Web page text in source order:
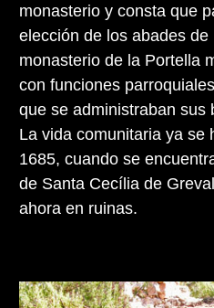
monasterio y consta que
elección de los abades
monasterio de la Portella
con funciones
que se administraban sus
La vida comunitaria ya se
1685, cuando se
de Santa Cecília de
ahora en ruinas.